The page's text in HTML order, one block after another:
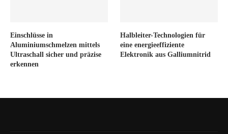
Einschlüsse in
Aluminiumschmelzen mittels
Ultraschall sicher und präzise
erkennen
Halbleiter-Technologien für
eine energieeffiziente
Elektronik aus Galliumnitrid